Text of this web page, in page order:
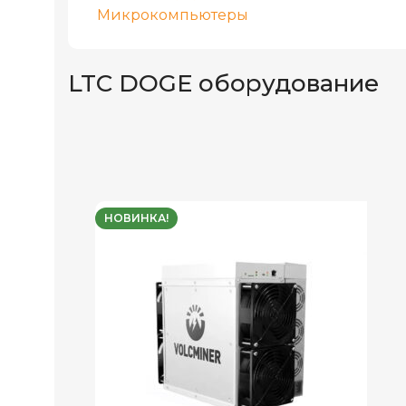
Микрокомпьютеры
LTC DOGE оборудование
НОВИНКА!